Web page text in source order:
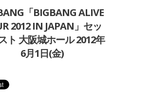
「BIGBANG ALIVE
2012 IN JAPAN」セッ
ト 大阪城ホール 2012年
6月1日(金)